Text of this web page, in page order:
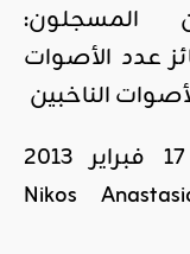
المسجلون:
عدد الأصوات
الناخبين
الانتخابات الرئاسية القبرصية 17 فبراير 2013
545491 453534 83.1% Nikos